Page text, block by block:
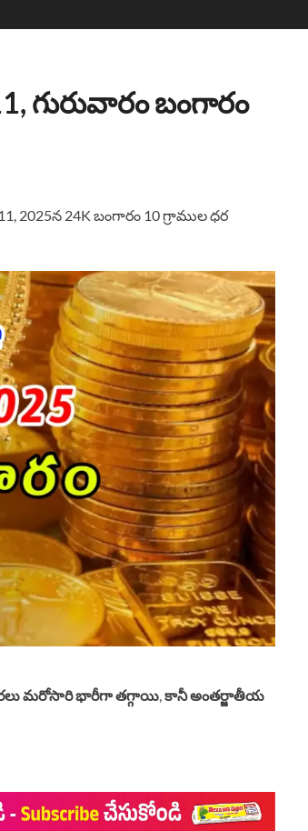
గురువారం బంగారం
2025న 24K బంగారం 10 గ్రాముల ధర
మరోసారి భారీగా తగ్గాయి,కానీ అంతర్జాతీయ